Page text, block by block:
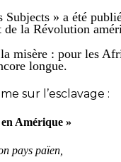
Subjects » a été
de la Révolution
misère : pour les
longue.
sur l’esclavage :
Amérique »
pays païen,